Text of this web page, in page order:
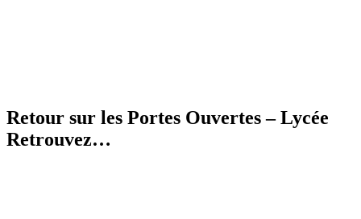
Retour sur les Portes Ouvertes – Lycée
Retrouvez…